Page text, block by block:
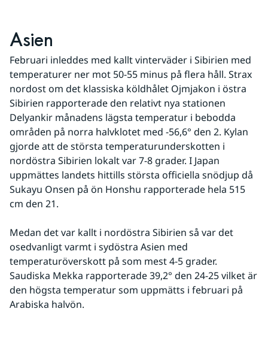
Asien
Februari inleddes med kallt vinterväder i Sibirien med
temperaturer ner mot 50-55 minus på flera håll. Strax
nordost om det klassiska köldhålet Ojmjakon i östra
Sibirien rapporterade den relativt nya stationen
Delyankir månadens lägsta temperatur i bebodda
områden på norra halvklotet med -56,6° den 2. Kylan
gjorde att de största temperaturunderskotten i
nordöstra Sibirien lokalt var 7-8 grader. I Japan
uppmättes landets hittills största officiella snödjup då
Sukayu Onsen på ön Honshu rapporterade hela 515
cm den 21.
Medan det var kallt i nordöstra Sibirien så var det
osedvanligt varmt i sydöstra Asien med
temperaturöverskott på som mest 4-5 grader.
Saudiska Mekka rapporterade 39,2° den 24-25 vilket är
den högsta temperatur som uppmätts i februari på
Arabiska halvön.